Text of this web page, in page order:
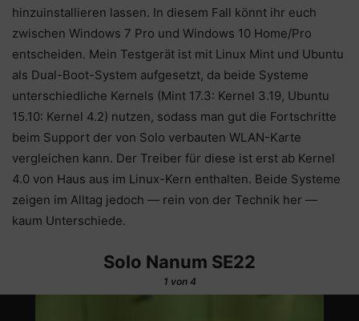
hinzuinstallieren lassen. In diesem Fall könnt ihr euch
zwischen Windows 7 Pro und Windows 10 Home/Pro
entscheiden. Mein Testgerät ist mit Linux Mint und Ubuntu
als Dual-Boot-System aufgesetzt, da beide Systeme
unterschiedliche Kernels (Mint 17.3: Kernel 3.19, Ubuntu
15.10: Kernel 4.2) nutzen, sodass man gut die Fortschritte
beim Support der von Solo verbauten WLAN-Karte
vergleichen kann. Der Treiber für diese ist erst ab Kernel
4.0 von Haus aus im Linux-Kern enthalten. Beide Systeme
zeigen im Alltag jedoch — rein von der Technik her —
kaum Unterschiede.
Solo Nanum SE22
1 von 4